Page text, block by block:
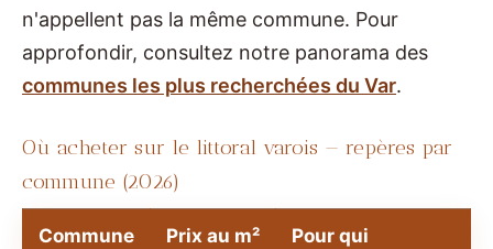
n'appellent pas la même commune. Pour
approfondir, consultez notre panorama des
communes les plus recherchées du Var.
Où acheter sur le littoral varois — repères par
commune (2026)
Commune
Prix au m²
Pour qui